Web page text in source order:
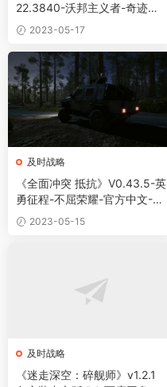
22.3840-沃邦主义者-奇迹包
大修复+全DLC-豪华中文版-P
C游戏下载
2023-05-17
及时战略
《全面冲突 抵抗》V0.43.5-英
勇征程-不屈荣耀-官方中文-P
C版下载
2023-05-15
及时战略
《迷走深空：碎舰师》v1.2.1